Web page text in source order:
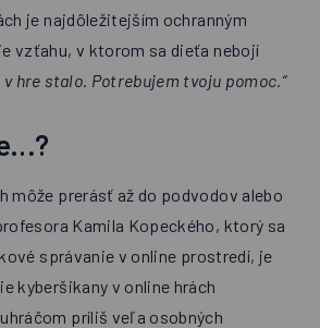
je najdôležitejším ochranným
vzťahu, v ktorom sa dieťa nebojí
v hre stalo. Potrebujem tvoju pomoc.“
môže prerásť až do podvodov alebo
Kamila Kopeckého, ktorý sa
správanie v online prostredí, je
kyberšikany v online hrách
príliš veľa osobných